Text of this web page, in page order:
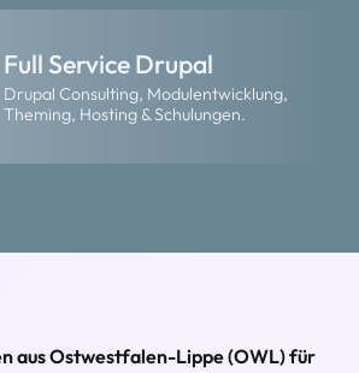
Full Service Drupal
Drupal Consulting, Modulentwicklung,
Theming, Hosting & Schulungen.
aus Ostwestfalen-Lippe (OWL) für